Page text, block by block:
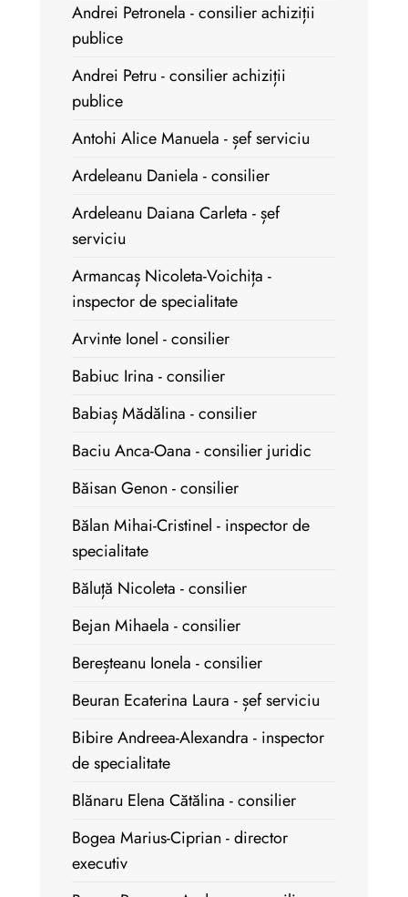
Andrei Petronela - consilier achiziții
publice
Andrei Petru - consilier achiziții
publice
Antohi Alice Manuela - șef serviciu
Ardeleanu Daniela - consilier
Ardeleanu Daiana Carleta - șef
serviciu
Armancaș Nicoleta-Voichița -
inspector de specialitate
Arvinte Ionel - consilier
Babiuc Irina - consilier
Babiaș Mădălina - consilier
Baciu Anca-Oana - consilier juridic
Băisan Genon - consilier
Bălan Mihai-Cristinel - inspector de
specialitate
Băluță Nicoleta - consilier
Bejan Mihaela - consilier
Bereșteanu Ionela - consilier
Beuran Ecaterina Laura - șef serviciu
Bibire Andreea-Alexandra - inspector
de specialitate
Blănaru Elena Cătălina - consilier
Bogea Marius-Ciprian - director
executiv